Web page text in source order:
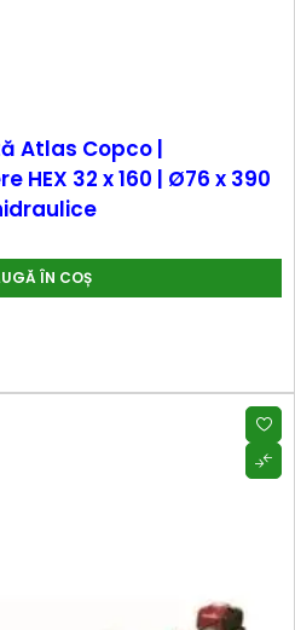
Atlas Copco |
HEX 32 x 160 | Ø76 x 390
ÎN COȘ